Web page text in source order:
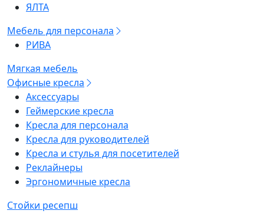
ЯЛТА
Мебель для персонала
РИВА
Мягкая мебель
Офисные кресла
Аксессуары
Геймерские кресла
Кресла для персонала
Кресла для руководителей
Кресла и стулья для посетителей
Реклайнеры
Эргономичные кресла
Стойки ресепш